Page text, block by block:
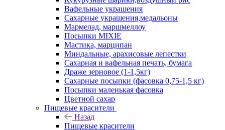
Вафельные украшения
Сахарные украшения,медальоны
Мармелад, маршмеллоу
Посыпки MIXIE
Мастика, марципан
Миндальные, арахисовые лепестки
Сахарная и вафельная печать, бумага
Драже зерновое (1-1,5кг)
Сахарные посыпки (фасовка 0,75-1,5 кг)
Посыпки маленькая фасовка
Цветной сахар
Пищевые красители
Назад
Пищевые красители